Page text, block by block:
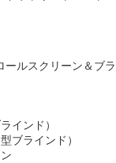
ールスクリーン＆ブラ
インド）
ブラインド）